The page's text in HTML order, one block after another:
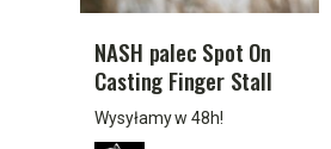
NASH palec Spot On
Casting Finger Stall
Wysyłamy w 48h!